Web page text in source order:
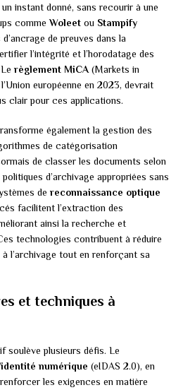
un instant donné, sans recourir à une
commeWoleet ou Stampify
de preuves dans la
l’intégrité et l’horodatage des
règlement MiCA (Markets in
européenne en 2023, devrait
clair pour ces applications.
également la gestion des
de catégorisation
de classer les documents selon
d’archivage appropriées sans
de reconnaissance optique
facilitent l’extraction des
ainsi la recherche et
technologies contribuent à réduire
l’archivage tout en renforçant sa
et techniques à
soulève plusieurs défis. Le
numérique (eIDAS 2.0), en
les exigences en matière